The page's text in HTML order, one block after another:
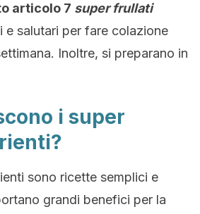
articolo 7 super frullati
e salutari per fare colazione
Inoltre, si preparano in
i super
sono ricette semplici e
grandi benefici per la